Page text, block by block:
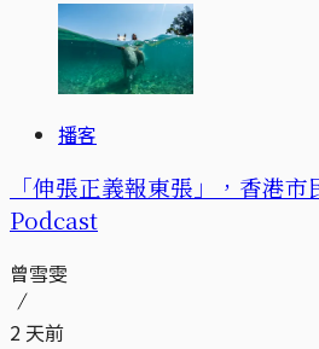
播客
「伸張正義報東張」，香港
Podcast
曾雪雯
2 天前